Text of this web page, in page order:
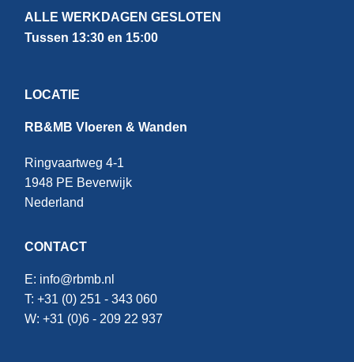
ALLE WERKDAGEN GESLOTEN
Tussen 13:30 en 15:00
LOCATIE
RB&MB Vloeren & Wanden
Ringvaartweg 4-1
1948 PE Beverwijk
Nederland
CONTACT
E: info@rbmb.nl
T: +31 (0) 251 - 343 060
W: +31 (0)6 - 209 22 937